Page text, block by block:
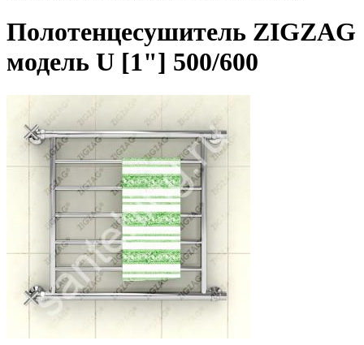
Полотенцесушитель ZIGZAG
модель U [1"] 500/600